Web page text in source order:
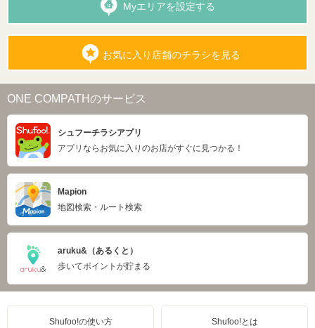
Myエリアを設定する
お気に入り店舗のチラシを見る
ONE COMPATHのサービス
シュフーチラシアプリ
アプリならお気に入りのお店がすぐに見つかる！
Mapion
地図検索・ルート検索
aruku&（あるくと）
歩いてポイントが貯まる
Shufoo!の使い方 Shufoo!とは